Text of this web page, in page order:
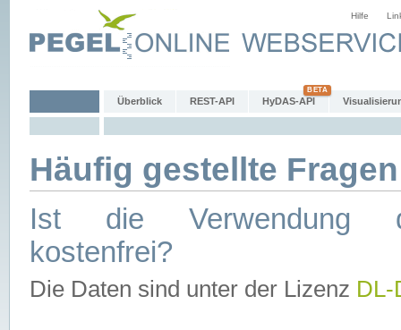
Hilfe
Überblick REST-API HyDAS-API
Häufig gestellte
Ist die Verwendung
kostenfrei?
Die Daten sind unter der Lizenz